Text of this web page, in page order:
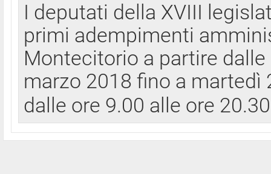
I deputati della XVIII
primi adempimenti
Montecitorio a partire
marzo 2018 fino a
dalle ore 9.00 alle ore